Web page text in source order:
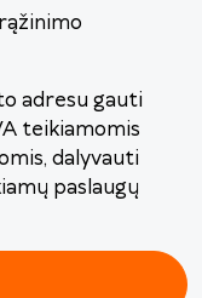
adresu gauti
teikiamomis
dalyvauti
paslaugų